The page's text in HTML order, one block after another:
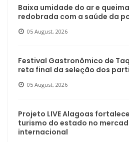
Baixa umidade do ar e
redobrada com a saúde da
05 August, 2026
Festival Gastronômico de
reta final da seleção dos
05 August, 2026
Projeto LIVE Alagoas
turismo do estado no
internacional